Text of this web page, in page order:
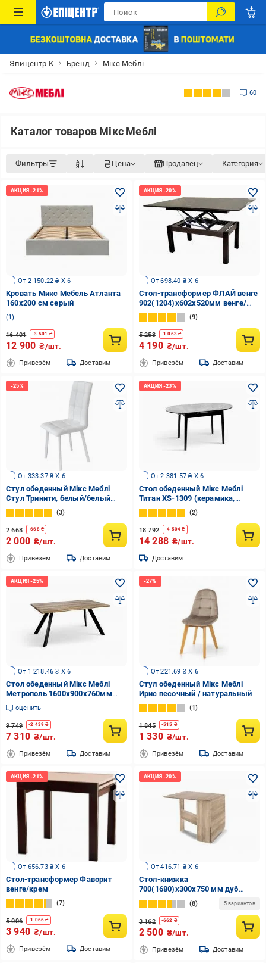
Эпицентр К Бренд Мікс Меблі
60
Каталог товаров Мікс Меблі
Фильтры Цена Продавец Категория
От 2 150.22 ₴ X 6
Кровать Микс Мебель Атланта
160x200 см серый
1
16 401 -3 501 ₴
12 900 ₴/шт.
Привезём Доставим
От 698.40 ₴ X 6
Стол-трансформер ФЛАЙ венге
902(1204)x602x520мм венге/
венге
9
5 253 -1 063 ₴
4 190 ₴/шт.
Привезём Доставим
От 333.37 ₴ X 6
Стул обеденный Мікс Меблі
Стул Тринити, белый/белый
белый/белый
3
2 668 -668₴
2 000 ₴/шт.
Привезём Доставим
От 2 381.57 ₴ X 6
Стол обеденный Мікс Меблі
Титан XS-1309 (керамика,
глянец) 1100(1400)x750x760мм
бетон/черный
2
18 792 -4 504 ₴
14 288 ₴/шт.
Доставим
От 1 218.46 ₴ X 6
Стол обеденный Мікс Меблі
Метрополь 1600x900x760мм
натуральный/черный
оценить
9 749 -2 439 ₴
7 310 ₴/шт.
Привезём Доставим
От 221.69 ₴ X 6
Стул обеденный Мікс Меблі
Ирис песочный / натуральный
1
1 845 -515 ₴
1 330 ₴/шт.
Привезём Доставим
От 656.73 ₴ X 6
Стол-трансформер Фаворит
венге/крем
7
5 006 -1 066 ₴
3 940 ₴/шт.
Привезём Доставим
От 416.71 ₴ X 6
Стол-книжка
700(1680)х300х750 мм дуб
сонома
8 5 вариантов
3 162 -662 ₴
2 500 ₴/шт.
Привезём Доставим